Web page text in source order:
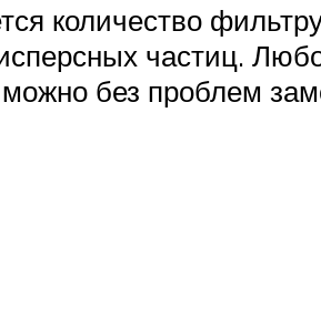
количество
частиц.
без проблем